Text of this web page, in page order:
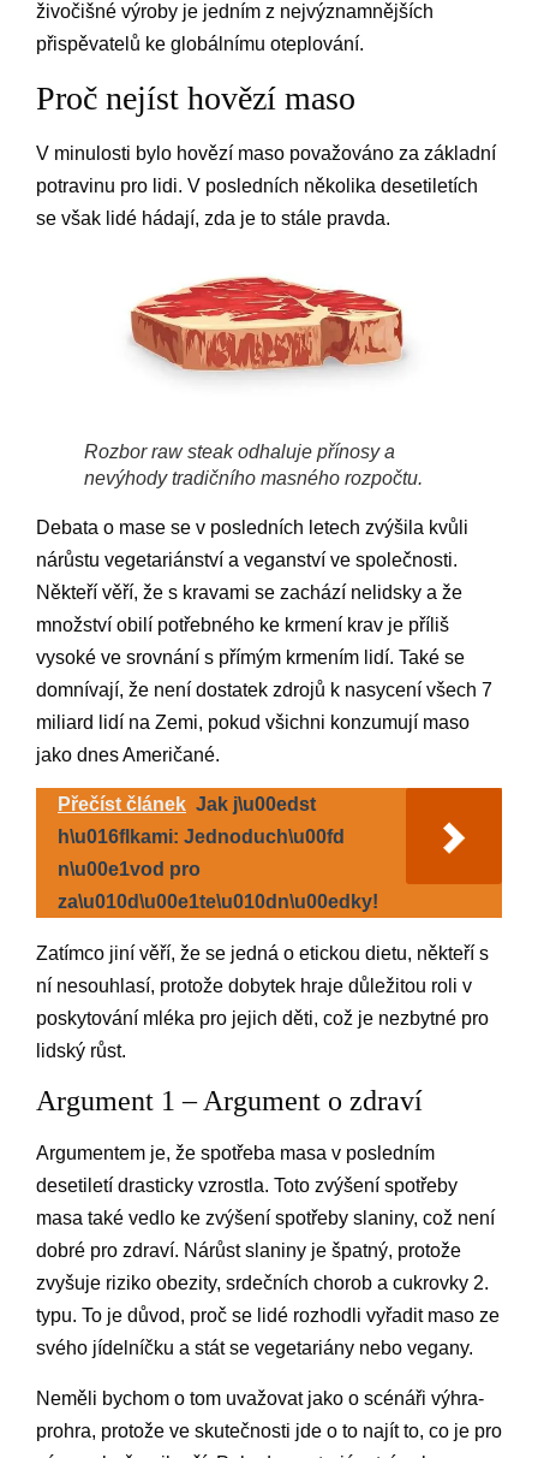
živočišné výroby je jedním z nejvýznamnějších
přispěvatelů ke globálnímu oteplování.
Proč nejíst hovězí maso
V minulosti bylo hovězí maso považováno za základní
potravinu pro lidi. V posledních několika desetiletích
se však lidé hádají, zda je to stále pravda.
Rozbor raw steak odhaluje přínosy a
nevýhody tradičního masného rozpočtu.
Debata o mase se v posledních letech zvýšila kvůli
nárůstu vegetariánství a veganství ve společnosti.
Někteří věří, že s kravami se zachází nelidsky a že
množství obilí potřebného ke krmení krav je příliš
vysoké ve srovnání s přímým krmením lidí. Také se
domnívají, že není dostatek zdrojů k nasycení všech 7
miliard lidí na Zemi, pokud všichni konzumují maso
jako dnes Američané.
Přečíst článek Jak j\u00edst
h\u016flkami: Jednoduch\u00fd
n\u00e1vod pro
za\u010d\u00e1te\u010dn\u00edky!
Zatímco jiní věří, že se jedná o etickou dietu, někteří s
ní nesouhlasí, protože dobytek hraje důležitou roli v
poskytování mléka pro jejich děti, což je nezbytné pro
lidský růst.
Argument 1 – Argument o zdraví
Argumentem je, že spotřeba masa v posledním
desetiletí drasticky vzrostla. Toto zvýšení spotřeby
masa také vedlo ke zvýšení spotřeby slaniny, což není
dobré pro zdraví. Nárůst slaniny je špatný, protože
zvyšuje riziko obezity, srdečních chorob a cukrovky 2.
typu. To je důvod, proč se lidé rozhodli vyřadit maso ze
svého jídelníčku a stát se vegetariány nebo vegany.
Neměli bychom o tom uvažovat jako o scénáři výhra-
prohra, protože ve skutečnosti jde o to najít to, co je pro